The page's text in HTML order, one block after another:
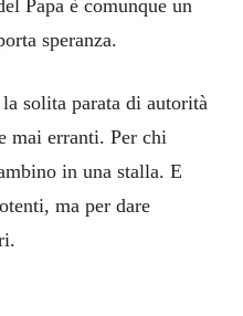
Papa è comunque un
speranza.
solita parata di autorità
mai erranti. Per chi
in una stalla. E
ma per dare